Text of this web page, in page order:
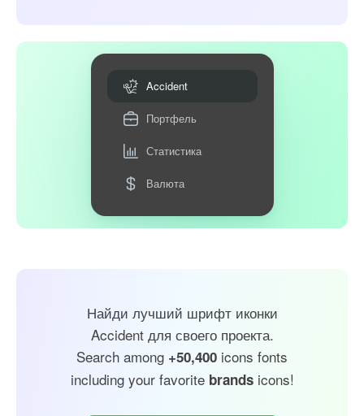
Accident
Портфель
Статистика
Валюта
Найди лучший шрифт иконки
Accident для своего проекта.
Search among +50,400 icons fonts
including your favorite brandsicons!